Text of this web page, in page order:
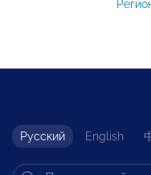
Русский English